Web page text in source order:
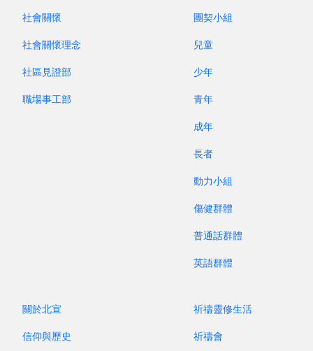
均衡：
專心聆聽，樂於分享，個人避免佔用大量
守約：願意委身「三人同禱」小組、每次出席聚
會，分享內容保密，訂明委身參與多久（建議半
社會關懷
社會關懷理念
社區見證部
職場事工部
團契小組
兒童
少年
青年
成年
長者
動力小組
傷健群體
普通話群體
英語群體
關於北宣
信仰與歷史
祈禱靈修生活
祈禱會